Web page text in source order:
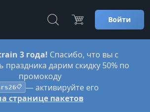
Войти
3 года! Спасибо, что вы с
праздника дарим скидку 50% по
промокоду
📋 — активируйте его
странице пакетов